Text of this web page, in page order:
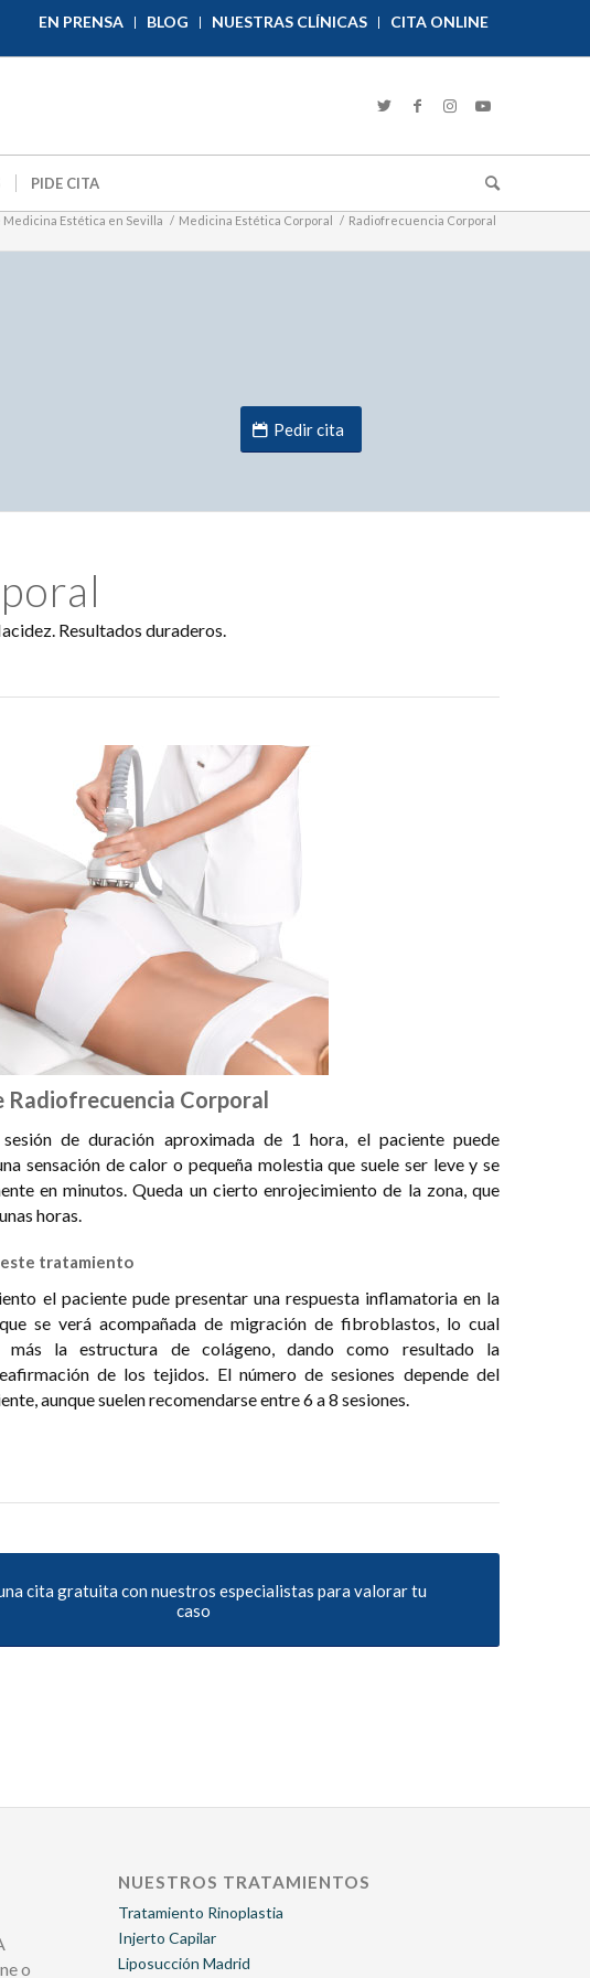
EN PRENSA BLOG NUESTRAS CLÍNICAS CITA ONLINE
PIDE CITA
Medicina Estética en Sevilla / Medicina Estética Corporal / Radiofrecuencia Corporal
Pedir cita
Resultados duraderos.
Radiofrecuencia Corporal
de duración aproximada de 1 hora, el paciente puede
sensación de calor o pequeña molestia que suele ser leve y se
en minutos. Queda un cierto enrojecimiento de la zona, que
horas.
este tratamiento
el paciente pude presentar una respuesta inflamatoria en la
se verá acompañada de migración de fibroblastos, lo cual
más la estructura de colágeno, dando como resultado la
de los tejidos. El número de sesiones depende del
aunque suelen recomendarse entre 6 a 8 sesiones.
cita gratuita con nuestros especialistas para valorar tu
caso
o
NUESTROS TRATAMIENTOS
Tratamiento Rinoplastia
Injerto Capilar
Liposucción Madrid